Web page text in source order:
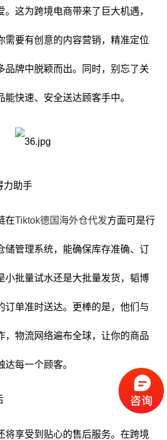
这为跨境电商带来了巨大机遇，
需要有创意的内容营销，精准定位
品牌中脱颖而出。同时，别忘了关
快速、安全送达顾客手中。
力助手
在Tiktok德国海外仓代发方面可是行
储管理系统，能确保库存准确、订
小批量试水还是大批量发货，韬博
订单准时送达。更棒的是，他们与
，物流网络遍布全球，让你的商品
每一个顾客。
将享受到贴心的售后服务。在跨境